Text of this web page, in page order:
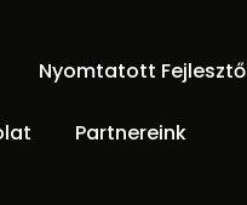
Nyomtatott Fejlesztő
Partnereink